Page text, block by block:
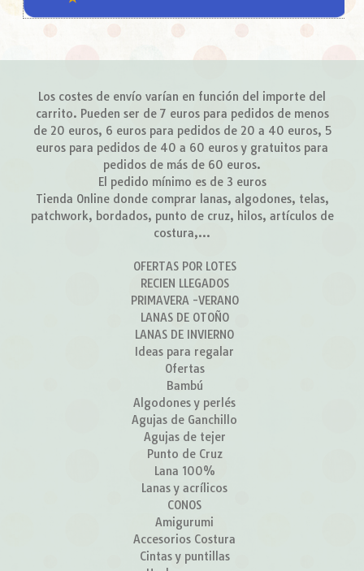
Los costes de envío varían en función del importe del
carrito. Pueden ser de 7 euros para pedidos de menos
de 20 euros, 6 euros para pedidos de 20 a 40 euros, 5
euros para pedidos de 40 a 60 euros y gratuitos para
pedidos de más de 60 euros.
El pedido mínimo es de 3 euros
Tienda Online donde comprar lanas, algodones, telas,
patchwork, bordados, punto de cruz, hilos, artículos de
costura,...
OFERTAS POR LOTES
RECIEN LLEGADOS
PRIMAVERA -VERANO
LANAS DE OTOÑO
LANAS DE INVIERNO
Ideas para regalar
Ofertas
Bambú
Algodones y perlés
Agujas de Ganchillo
Agujas de tejer
Punto de Cruz
Lana 100%
Lanas y acrílicos
CONOS
Amigurumi
Accesorios Costura
Cintas y puntillas